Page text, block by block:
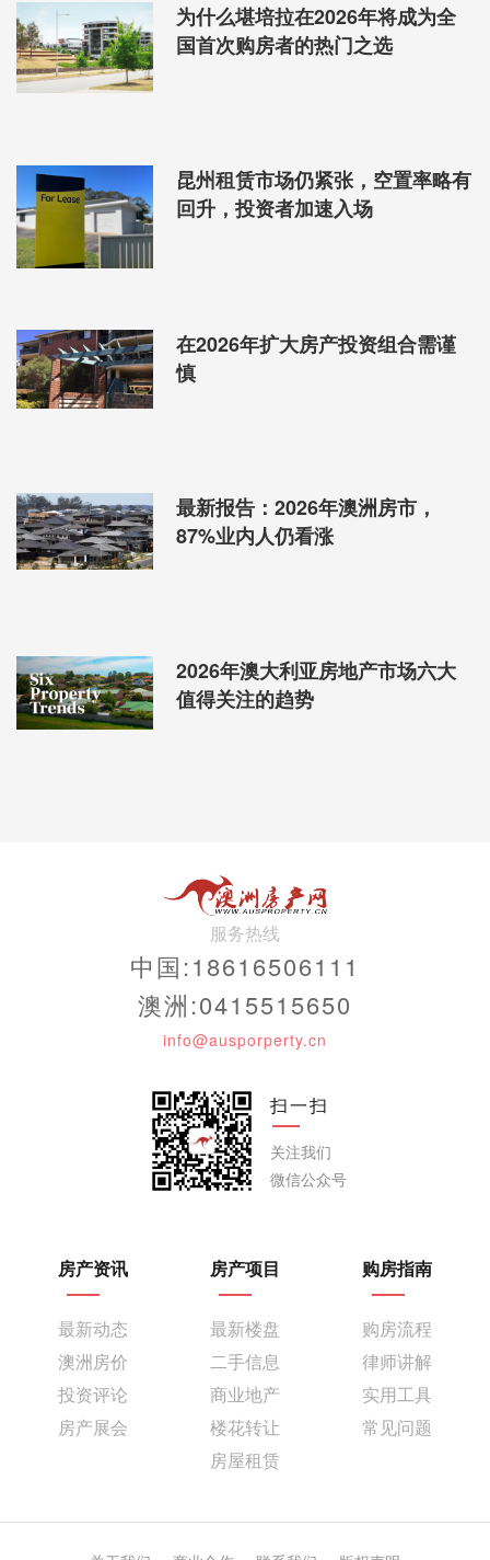
为什么堪培拉在2026年将成为全
国首次购房者的热门之选
昆州租赁市场仍紧张，空置率略有
回升，投资者加速入场
在2026年扩大房产投资组合需谨
慎
最新报告：2026年澳洲房市，
87%业内人仍看涨
2026年澳大利亚房地产市场六大
值得关注的趋势
服务热线
中国:18616506111
澳洲:0415515650
info@ausporperty.cn
扫一扫
关注我们
微信公众号
房产资讯
最新动态
澳洲房价
投资评论
房产展会
房产项目
最新楼盘
二手信息
商业地产
楼花转让
房屋租赁
购房指南
购房流程
律师讲解
实用工具
常见问题